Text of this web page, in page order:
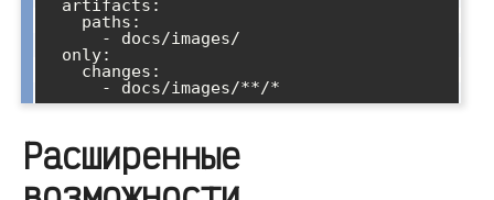
      - docs/images/**/*
Расширенные